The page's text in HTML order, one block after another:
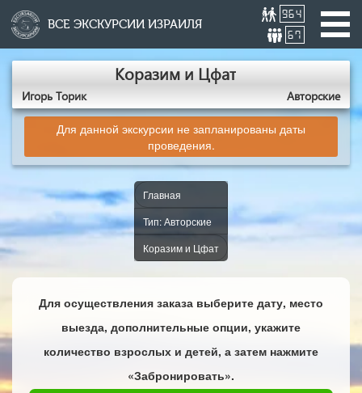
ВСЕ ЭКСКУРСИИ ИЗРАИЛЯ
964
67
Коразим и Цфат
Игорь Торик Авторские
Для данной экскурсии не запланированы даты
проведения.
Главная
Тип: Авторские
Коразим и Цфат
Для осуществления заказа выберите дату, место
выезда, дополнительные опции, укажите
количество взрослых и детей, а затем нажмите
«Забронировать».